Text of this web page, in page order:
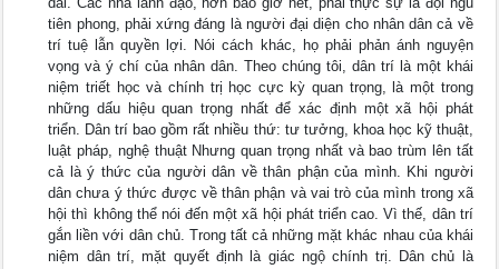
tiên phong, phải xứng đáng là người đại diện cho nhân dân cả về
trí tuệ lẫn quyền lợi. Nói cách khác, họ phải phản ánh nguyện
vọng và ý chí của nhân dân. Theo chúng tôi, dân trí là một khái
niệm triết học và chính trị học cực kỳ quan trọng, là một trong
những dấu hiệu quan trọng nhất để xác định một xã hội phát
triển. Dân trí bao gồm rất nhiều thứ: tư tưởng, khoa học kỹ thuật,
luật pháp, nghệ thuật Nhưng quan trọng nhất và bao trùm lên tất
cả là ý thức của người dân về thân phận của mình. Khi người
dân chưa ý thức được về thân phận và vai trò của mình trong xã
hội thì không thể nói đến một xã hội phát triển cao. Vì thế, dân trí
gắn liền với dân chủ. Trong tất cả những mặt khác nhau của khái
niệm dân trí, mặt quyết định là giác ngộ chính trị. Dân chủ là